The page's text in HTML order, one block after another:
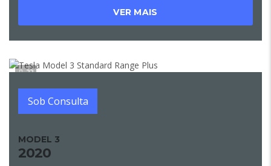
VER MAIS
22
Sob Consulta
MODEL 3
2020